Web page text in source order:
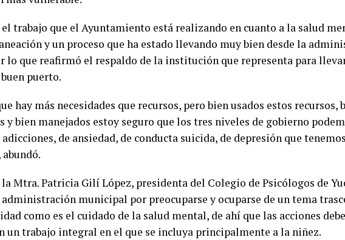
trabajo que el Ayuntamiento está realizando en cuanto a la salud
y un proceso que ha estado llevando muy bien desde la
lo que reafirmó el respaldo de la institución que representa para
puerto.
hay más necesidades que recursos, pero bien usados estos recursos,
y bien manejados estoy seguro que los tres niveles de gobierno
adicciones, de ansiedad, de conducta suicida, de depresión que
Mtra. Patricia Gilí López, presidenta del Colegio de Psicólogos de
municipal por preocuparse y ocuparse de un tema
como es el cuidado de la salud mental, de ahí que las acciones
un trabajo integral en el que se incluya principalmente a la niñez.